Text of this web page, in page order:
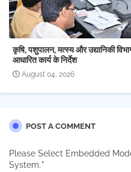
कृषि, पशुपालन, मत्स्य और उद्यानिकी
आधारित कार्य के निर्देश
August 04, 2026
POST A COMMENT
Please Select Embedded
System.*